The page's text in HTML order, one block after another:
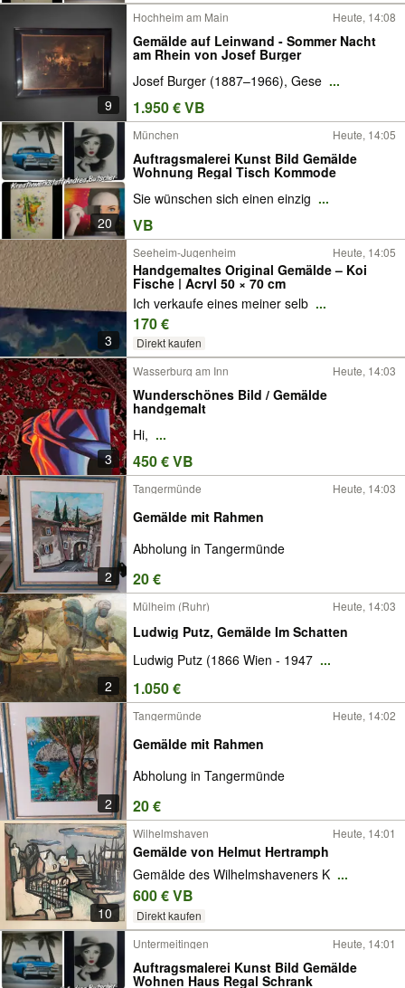
9
Hochheim am Main Heute, 14:08
Gemälde auf Leinwand - Sommer Nacht
am Rhein von Josef Burger
Josef Burger (1887–1966), Gese ...
1.950 € VB
20
München Heute, 14:05
Auftragsmalerei Kunst Bild Gemälde
Wohnung Regal Tisch Kommode
Sie wünschen sich einen einzig ...
VB
3
Seeheim-Jugenheim Heute, 14:05
Handgemaltes Original Gemälde – Koi
Fische | Acryl 50 × 70 cm
Ich verkaufe eines meiner selb ...
170 €
Direkt kaufen
3
Wasserburg am Inn Heute, 14:03
Wunderschönes Bild / Gemälde
handgemalt
Hi, ...
450 € VB
2
Tangermünde Heute, 14:03
Gemälde mit Rahmen
Abholung in Tangermünde
20 €
2
Mülheim (Ruhr) Heute, 14:03
Ludwig Putz, Gemälde Im Schatten
Ludwig Putz (1866 Wien - 1947 ...
1.050 €
2
Tangermünde Heute, 14:02
Gemälde mit Rahmen
Abholung in Tangermünde
20 €
10
Wilhelmshaven Heute, 14:01
Gemälde von Helmut Hertramph
Gemälde des Wilhelmshaveners K ...
600 € VB
Direkt kaufen
Untermeitingen
Heute, 14:01
Auftragsmalerei Kunst Bild Gemälde
Wohnen Haus Regal Schrank